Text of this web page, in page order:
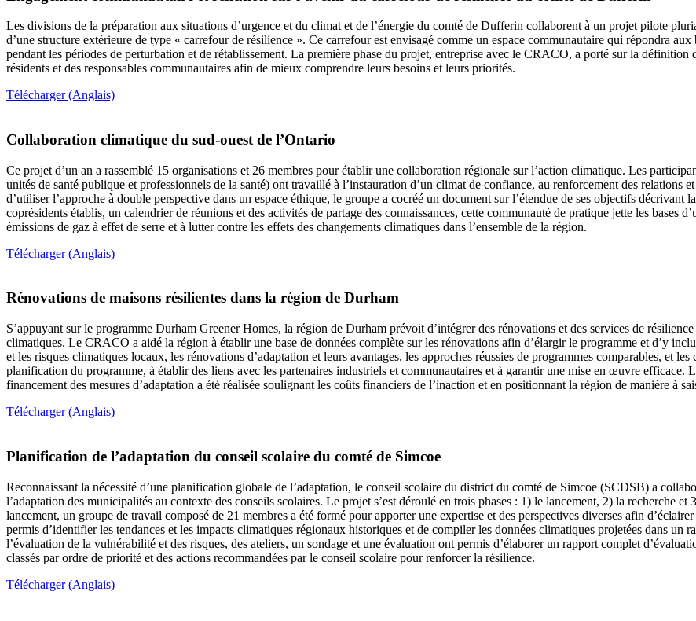
Les divisions de la préparation aux situations d’urgence et du climat et de l’énergie du comté de Dufferin collaborent à un projet pilote
d’une structure extérieure de type « carrefour de résilience ». Ce carrefour est envisagé comme un espace communautaire qui répondra
pendant les périodes de perturbation et de rétablissement. La première phase du projet, entreprise avec le CRACO, a porté sur la définition
résidents et des responsables communautaires afin de mieux comprendre leurs besoins et leurs priorités.
Télécharger (Anglais)
Collaboration climatique du sud-ouest de l’Ontario
Ce projet d’un an a rassemblé 15 organisations et 26 membres pour établir une collaboration régionale sur l’action climatique. Les
unités de santé publique et professionnels de la santé) ont travaillé à l’instauration d’un climat de confiance, au renforcement des relations
d’utiliser l’approche à double perspective dans un espace éthique, le groupe a cocréé un document sur l’étendue de ses objectifs décrivant
coprésidents établis, un calendrier de réunions et des activités de partage des connaissances, cette communauté de pratique jette les bases
émissions de gaz à effet de serre et à lutter contre les effets des changements climatiques dans l’ensemble de la région.
Télécharger (Anglais)
Rénovations de maisons résilientes dans la région de Durham
S’appuyant sur le programme Durham Greener Homes, la région de Durham prévoit d’intégrer des rénovations et des services de
climatiques. Le CRACO a aidé la région à établir une base de données complète sur les rénovations afin d’élargir le programme et d’y
et les risques climatiques locaux, les rénovations d’adaptation et leurs avantages, les approches réussies de programmes comparables, et
planification du programme, à établir des liens avec les partenaires industriels et communautaires et à garantir une mise en œuvre efficace.
financement des mesures d’adaptation a été réalisée soulignant les coûts financiers de l’inaction et en positionnant la région de manière à
Télécharger (Anglais)
Planification de l’adaptation du conseil scolaire du comté de Simcoe
Reconnaissant la nécessité d’une planification globale de l’adaptation, le conseil scolaire du district du comté de Simcoe (SCDSB) a
l’adaptation des municipalités au contexte des conseils scolaires. Le projet s’est déroulé en trois phases : 1) le lancement, 2) la recherche
lancement, un groupe de travail composé de 21 membres a été formé pour apporter une expertise et des perspectives diverses afin
permis d’identifier les tendances et les impacts climatiques régionaux historiques et de compiler les données climatiques projetées dans un
l’évaluation de la vulnérabilité et des risques, des ateliers, un sondage et une évaluation ont permis d’élaborer un rapport complet
classés par ordre de priorité et des actions recommandées par le conseil scolaire pour renforcer la résilience.
Télécharger (Anglais)